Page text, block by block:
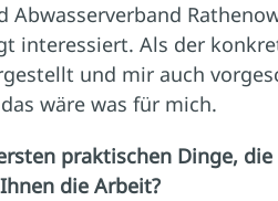
Abwasserverband
interessiert. Als der
und mir auch
wäre was für mich.
praktischen Dinge,
die Arbeit?